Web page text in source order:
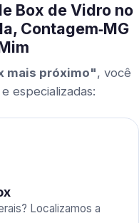
Box de Vidro no
Contagem‑MG
mais próximo", você
especializadas:
Localizamos a